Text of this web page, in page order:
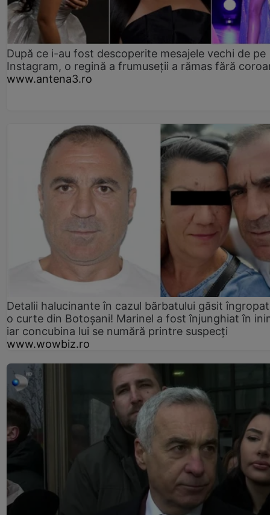
După ce i-au fost descoperite mesajele vechi de pe
Instagram, o regină a frumuseții a rămas fără
www.antena3.ro
Detalii halucinante în cazul bărbatului găsit
o curte din Botoșani! Marinel a fost înjunghiat în
iar concubina lui se numără printre suspecți
www.wowbiz.ro